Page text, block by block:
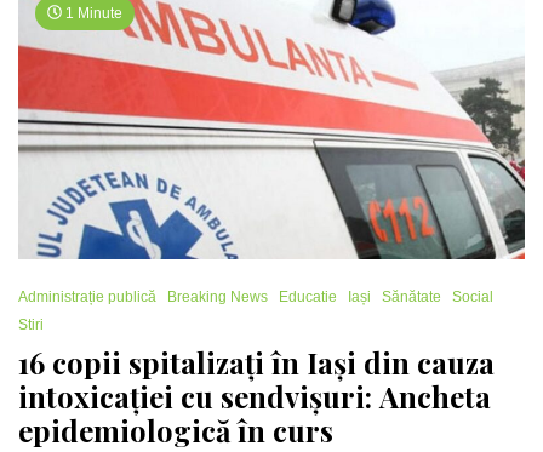
este
vorba
1 Minute
Administrație publică Breaking News Educatie Iași Sănătate
Social
Stiri
16 copii spitalizați în Iași din cauza
intoxicației cu sendvișuri: Ancheta
epidemiologică în curs